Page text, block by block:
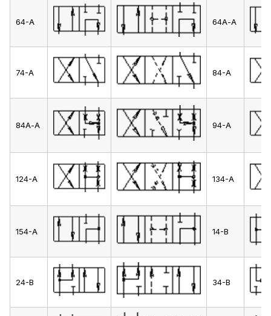
64-А 64А-А
74-А 84-А
84А-А 94-А
124-А 134-А
154-А 14-В
24-В 34-В